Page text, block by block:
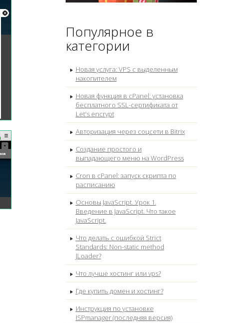
Популярное в
категории
Новая услуга: VPS с выделенным
накопителем
Новая функция в cPanel: установка
бесплатного SSL-сертификата от
Let's encrypt
Авторизация через соцсети в Bitrix
Создание простого и
выпадающего меню на WordPress
Cron в cPanel: запуск скрипта по
расписанию
Основы JavaScript. Урок 1.
Введение в JavaScript. Что такое
JavaScript.
Что делать с ошибкой Strict
Standards: Non-static method
JLoader?
Что лучше хостинг или vps?
Где купить домен и хостинг?
Инструкция по установке
ISPmanager (последняя версия)